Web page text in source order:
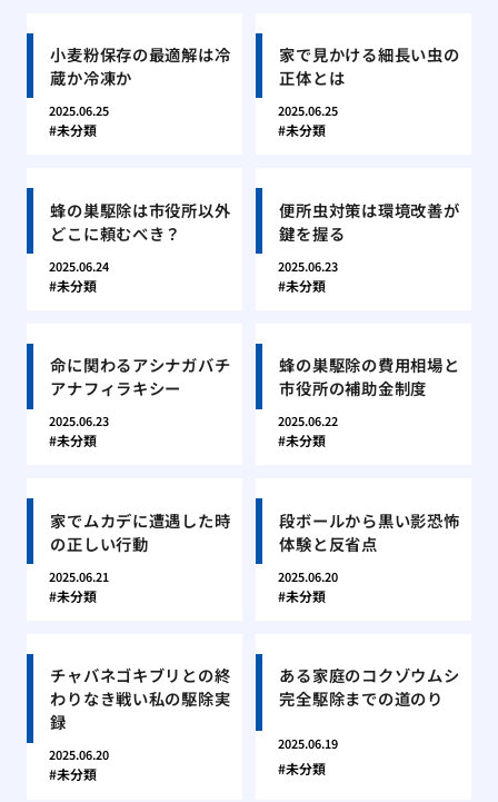
小麦粉保存の最適解は冷
蔵か冷凍か
2025.06.25
未分類
家で見かける細長い虫の
正体とは
2025.06.25
未分類
蜂の巣駆除は市役所以外
どこに頼むべき？
2025.06.24
未分類
便所虫対策は環境改善が
鍵を握る
2025.06.23
未分類
命に関わるアシナガバチ
アナフィラキシー
2025.06.23
未分類
蜂の巣駆除の費用相場と
市役所の補助金制度
2025.06.22
未分類
家でムカデに遭遇した時
の正しい行動
2025.06.21
未分類
段ボールから黒い影恐怖
体験と反省点
2025.06.20
未分類
チャバネゴキブリとの終
わりなき戦い私の駆除実
録
2025.06.20
未分類
ある家庭のコクゾウムシ
完全駆除までの道のり
2025.06.19
未分類